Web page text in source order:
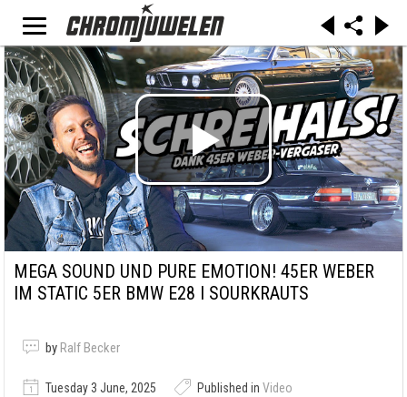
MEGA SOUND UND PURE EMOTION! 45ER WEBER
IM STATIC 5ER BMW E28 I SOURKRAUTS
by Ralf Becker
Tuesday 3 June, 2025 Published in Video